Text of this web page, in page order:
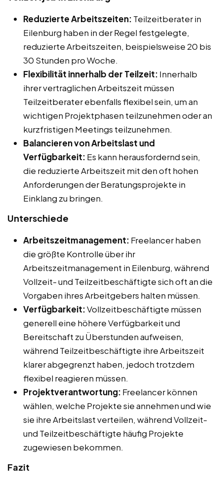
Reduzierte Arbeitszeiten: Teilzeitberater in
Eilenburg haben in der Regel festgelegte,
reduzierte Arbeitszeiten, beispielsweise 20 bis
30 Stunden pro Woche.
Flexibilität innerhalb der Teilzeit: Innerhalb
ihrer vertraglichen Arbeitszeit müssen
Teilzeitberater ebenfalls flexibel sein, um an
wichtigen Projektphasen teilzunehmen oder an
kurzfristigen Meetings teilzunehmen.
Balancieren von Arbeitslast und
Verfügbarkeit: Es kann herausfordernd sein,
die reduzierte Arbeitszeit mit den oft hohen
Anforderungen der Beratungsprojekte in
Einklang zu bringen.
Unterschiede
Arbeitszeitmanagement: Freelancer haben
die größte Kontrolle über ihr
Arbeitszeitmanagement in Eilenburg, während
Vollzeit- und Teilzeitbeschäftigte sich oft an die
Vorgaben ihres Arbeitgebers halten müssen.
Verfügbarkeit:Vollzeitbeschäftigte müssen
generell eine höhere Verfügbarkeit und
Bereitschaft zu Überstunden aufweisen,
während Teilzeitbeschäftigte ihre Arbeitszeit
klarer abgegrenzt haben, jedoch trotzdem
flexibel reagieren müssen.
Projektverantwortung: Freelancer können
wählen, welche Projekte sie annehmen und wie
sie ihre Arbeitslast verteilen, während Vollzeit-
und Teilzeitbeschäftigte häufig Projekte
zugewiesen bekommen.
Fazit